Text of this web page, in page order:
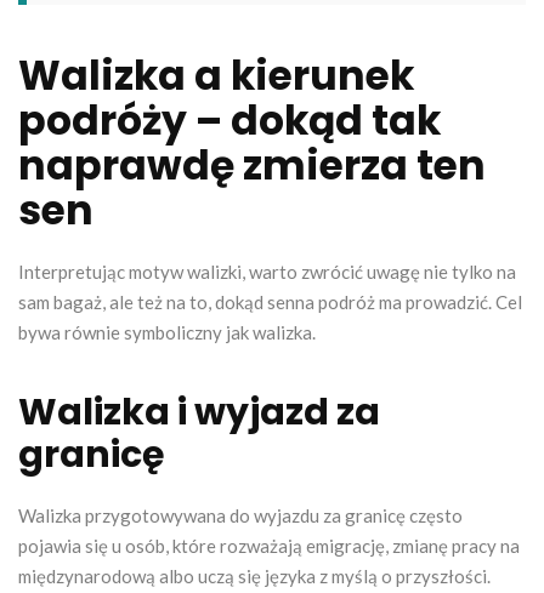
Walizka a kierunek
podróży – dokąd tak
naprawdę zmierza ten
sen
Interpretując motyw walizki, warto zwrócić uwagę nie tylko na
sam bagaż, ale też na to, dokąd senna podróż ma prowadzić. Cel
bywa równie symboliczny jak walizka.
Walizka i wyjazd za
granicę
Walizka przygotowywana do wyjazdu za granicę często
pojawia się u osób, które rozważają emigrację, zmianę pracy na
międzynarodową albo uczą się języka z myślą o przyszłości.